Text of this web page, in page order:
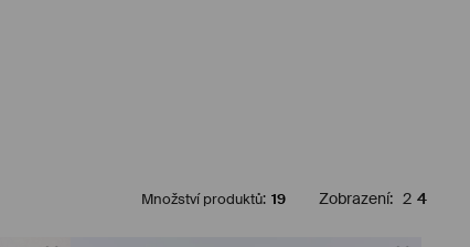
Množství produktů: 19 Zobrazení: 2 4